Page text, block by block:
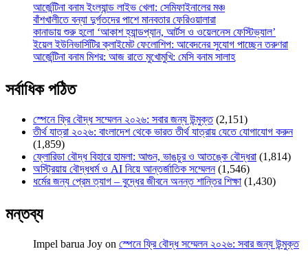
আর্জেন্টিনা বনাম ইংল্যান্ড লাইভ খেলা: সেমিফাইনালের মঞ্চ
বাঁশখালীতে বন্যা দুর্গতদের পাশে মানবতার ফেরিওয়ালারা
কানাডায় শুরু হলো ‘আকাশ হ্যান্ডপ্যান, আর্টস ও ওয়েলনেস ফেস্টিভ্যাল’
ইয়েল ইউনিভার্সিটির ক্লাইমেট ফেলোশিপ: আবেদনের সুযোগ পাচ্ছেন তরুণরা
আর্জেন্টিনা বনাম মিশর: আজ রাতে মুখোমুখি: মেসি বনাম সালাহ
সর্বাধিক পঠিত
স্পেনে ফ্রি বৌদ্ধ সম্মেলন ২০২৬: সবার জন্য উন্মুক্ত (2,151)
তীর্থ যাত্রা ২০২৬: বাংলাদেশ থেকে ভারত তীর্থ যাত্রায় যেতে যোগাযোগ করুন
(1,859)
ফ্লোরিডা বৌদ্ধ বিহারে হামলা: আগুন, ভাঙচুর ও আতঙ্কে বৌদ্ধরা (1,814)
অস্ট্রিয়ায় বৌদ্ধধর্ম ও AI নিয়ে আন্তর্জাতিক সম্মেলন (1,546)
ধর্মের জন্য প্রেম ত্যাগ – বুদ্ধের জীবনে অনন্ত শান্তির শিক্ষা (1,430)
মন্তব্য
Impel barua Joy on স্পেনে ফ্রি বৌদ্ধ সম্মেলন ২০২৬: সবার জন্য উন্মুক্ত